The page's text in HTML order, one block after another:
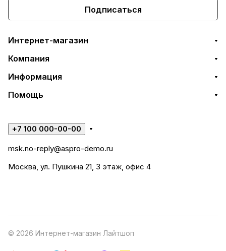
Подписаться
Интернет-магазин
Компания
Информация
Помощь
+7 100 000-00-00
msk.no-reply@aspro-demo.ru
Москва, ул. Пушкина 21, 3 этаж, офис 4
© 2026 Интернет-магазин Лайтшоп